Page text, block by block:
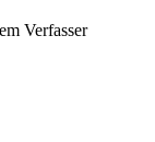
Verfasser